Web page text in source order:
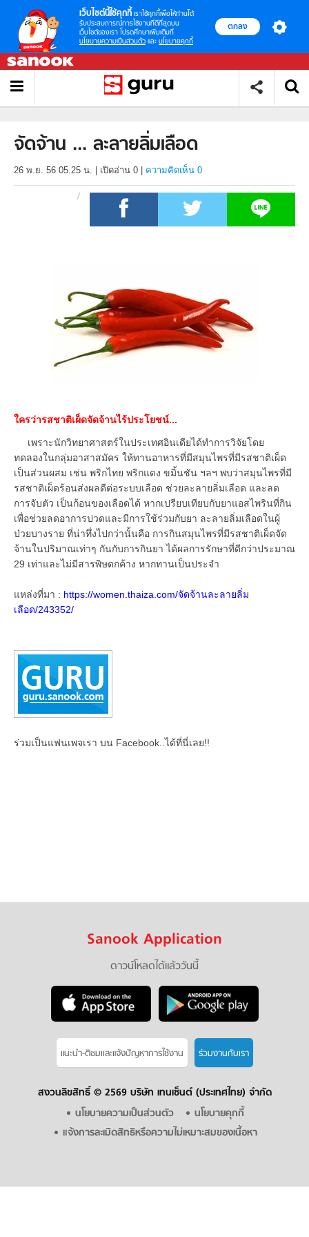
เว็บไซต์นี้ใช้คุกกี้ เราใช้คุกกี้เพื่อให้ท่านได้
รับประสบการณ์การใช้งานที่ดีที่สุดบน
เว็บไซต์ของเรา โปรดศึกษาเพิ่มเติมที่
นโยบายความเป็นส่วนตัว และ นโยบายคุกกี้
ตกลง
จัดจ้าน ... ละลายลิ่มเลือด
26 พ.ย. 56 05.25 น. เปิดอ่าน 0 ความคิดเห็น 0
ใครว่ารสชาติเผ็ดจัดจ้านไร้ประโยชน์...
เพราะนักวิทยาศาสตร์ในประเทศอินเดียได้ทำการวิจัยโดย
ทดลองในกลุ่มอาสาสมัคร ให้ทานอาหารที่มีสมุนไพรที่มีรสชาติเผ็ด
เป็นส่วนผสม เช่น พริกไทย พริกแดง ขมิ้นชัน ฯลฯ พบว่าสมุนไพรที่มี
รสชาติเผ็ดร้อนส่งผลดีต่อระบบเลือด ช่วยละลายลิ่มเลือด และลด
การจับตัว เป็นก้อนของเลือดได้ หากเปรียบเทียบกับยาแอสไพรินที่กิน
เพื่อช่วยลดอาการปวดและมีการใช้ร่วมกับยา ละลายลิ่มเลือดในผู้
ป่วยบางราย ที่น่าทึ่งไปกว่านั้นคือ การกินสมุนไพรที่มีรสชาติเผ็ดจัด
จ้านในปริมาณเท่าๆ กันกับการกินยา ได้ผลการรักษาที่ดีกว่าประมาณ
29 เท่าและไม่มีสารพิษตกค้าง หากทานเป็นประจำ
แหล่งที่มา : https://women.thaiza.com/จัดจ้านละลายลิ่ม
เลือด/243352/
ร่วมเป็นแฟนเพจเรา บน Facebook..ได้ที่นี่เลย!!
Sanook Application
ดาวน์โหลดได้แล้ววันนี้
แนะนำ-ติชมเเละแจ้งปัญหาการใช้งาน ร่วมงานกับเรา
สงวนลิขสิทธิ์ © 2569 บริษัท เทนเซ็นต์ (ประเทศไทย) จำกัด
นโยบายความเป็นส่วนตัว
นโยบายคุกกี้
แจ้งการละเมิดสิทธิหรือความไม่เหมาะสมของเนื้อหา